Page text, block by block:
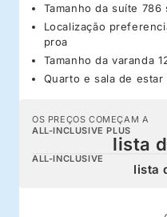
Tamanho da suíte 786
Localização
proa
Tamanho da varanda
Quarto e sala de estar
OS PREÇOS COMEÇAM A
ALL-INCLUSIVE PLUS
lista
ALL-INCLUSIVE
lista